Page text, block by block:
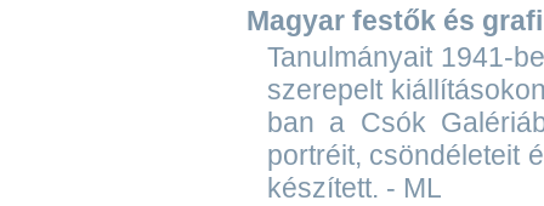
Magyar festők és
Tanulmányait 1941-
szerepelt
ban a Csók
portréit, csöndéleteit
készített. - ML